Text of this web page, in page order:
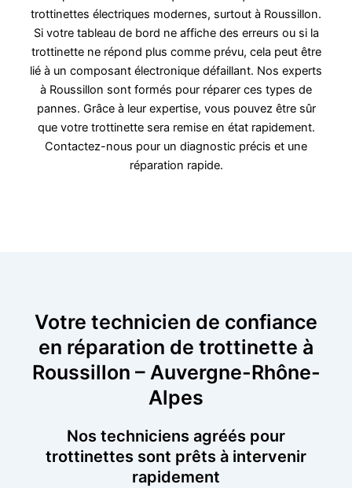
trottinettes électriques modernes, surtout à Roussillon.
Si votre tableau de bord ne affiche des erreurs ou si la
trottinette ne répond plus comme prévu, cela peut être
lié à un composant électronique défaillant. Nos experts
à Roussillon sont formés pour réparer ces types de
pannes. Grâce à leur expertise, vous pouvez être sûr
que votre trottinette sera remise en état rapidement.
Contactez-nous pour un diagnostic précis et une
réparation rapide.
Votre technicien de confiance
en réparation de trottinette à
Roussillon – Auvergne-Rhône-
Alpes
Nos techniciens agréés pour
trottinettes sont prêts à intervenir
rapidement